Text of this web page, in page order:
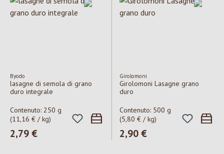
Byodo
lasagne di semola di grano
duro integrale
Contenuto: 250 g
(11,16 € / kg)
Prezzo normale:
2,79 €
Girolomoni
Girolomoni Lasagne grano
duro
Contenuto: 500 g
(5,80 € / kg)
Prezzo normale:
2,90 €